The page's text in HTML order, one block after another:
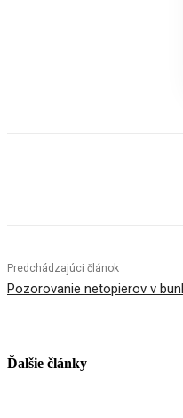
Predchádzajúci článok
Pozorovanie netopierov v
Ďalšie články